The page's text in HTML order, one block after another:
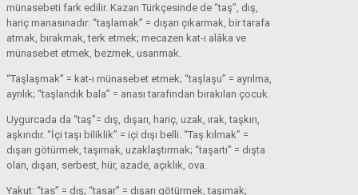
münasebeti fark edilir. Kazan Türkçesinde de “taş”, dış,
hariç manasınadır: “taşlamak” = dışarı çıkarmak, bir tarafa
atmak, bırakmak, terk etmek; mecazen kat-ı alâka ve
münasebet etmek, bezmek, usanmak.
“Taşlaşmak” = kat-ı münasebet etmek; “taşlaşu” = ayrılma,
ayrılık; “taşlandık bala” = anası tarafından bırakılan çocuk.
Uygurcada da “taş”= dış, dışarı, hariç, uzak, ırak, taşkın,
aşkındır. “İçi taşı biliklik” = içi dışı belli. “Taş kılmak” =
dışarı götürmek, taşımak, uzaklaştırmak; “taşartı” = dışta
olan, dışarı, serbest, hür, azade, açıklık, ova.
Yakut: “tas” = dış; “tasar” = dışarı götürmek, taşımak;